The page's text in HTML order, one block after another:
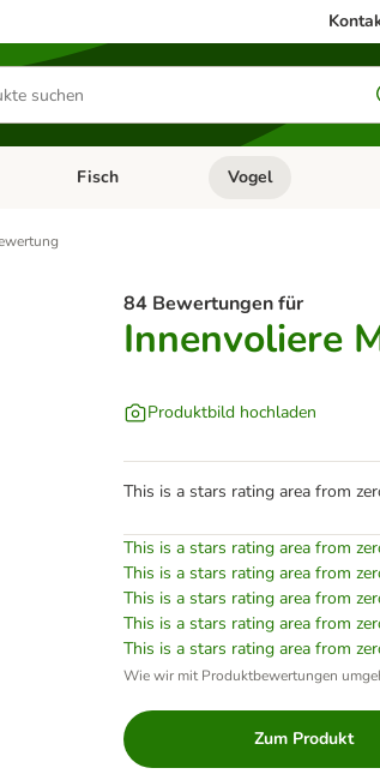
öffnen: Hundefutter & Zubehör
Kategorie-Menü öffnen: Kleintier
Fisch Kategorie-Menü
Vogel
84 Bewertungen für
Innenvoliere
Produktbild hochladen
This is a stars rating area from
This is a stars rating area from
This is a stars rating area from
This is a stars rating area from
This is a stars rating area from
This is a stars rating area from
Wie wir mit Produktbewertungen
Zum Produkt